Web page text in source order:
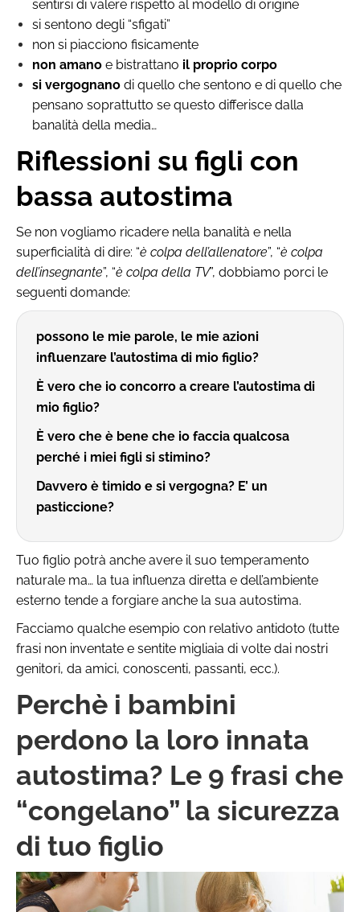
sentirsi di valere rispetto al modello di origine
si sentono degli “sfigati”
non si piacciono fisicamente
non amano e bistrattano il proprio corpo
si vergognano di quello che sentono e di quello che
pensano soprattutto se questo differisce dalla
banalità della media…
Riflessioni su figli con
bassa autostima
Se non vogliamo ricadere nella banalità e nella
superficialità di dire: “è colpa dell’allenatore”, “è colpa
dell’insegnante”, “è colpa della TV”, dobbiamo porci le
seguenti domande:
possono le mie parole, le mie azioni
influenzare l’autostima di mio figlio?
È vero che io concorro a creare l’autostima di
mio figlio?
È vero che è bene che io faccia qualcosa
perché i miei figli si stimino?
Davvero è timido e si vergogna? E’ un
pasticcione?
Tuo figlio potrà anche avere il suo temperamento
naturale ma… la tua influenza diretta e dell’ambiente
esterno tende a forgiare anche la sua autostima.
Facciamo qualche esempio con relativo antidoto (tutte
frasi non inventate e sentite migliaia di volte dai nostri
genitori, da amici, conoscenti, passanti, ecc.).
Perchè i bambini
perdono la loro innata
autostima? Le 9 frasi che
“congelano” la sicurezza
di tuo figlio